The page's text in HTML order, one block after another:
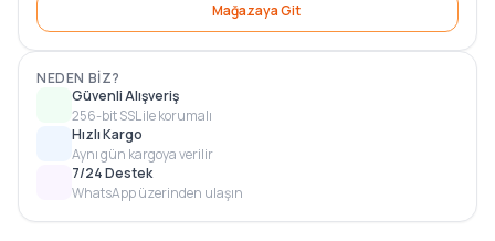
Mağazaya Git
NEDEN BIZ?
Güvenli Alışveriş
256-bit SSL ile korumalı
Hızlı Kargo
Aynı gün kargoya verilir
7/24 Destek
WhatsApp üzerinden ulaşın